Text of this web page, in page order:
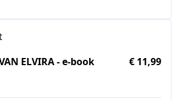
ELVIRA - e-book
€ 11,99